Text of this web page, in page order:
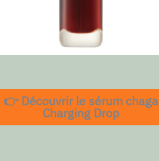
👉 Découvrir le sérum chaga
Charging Drop